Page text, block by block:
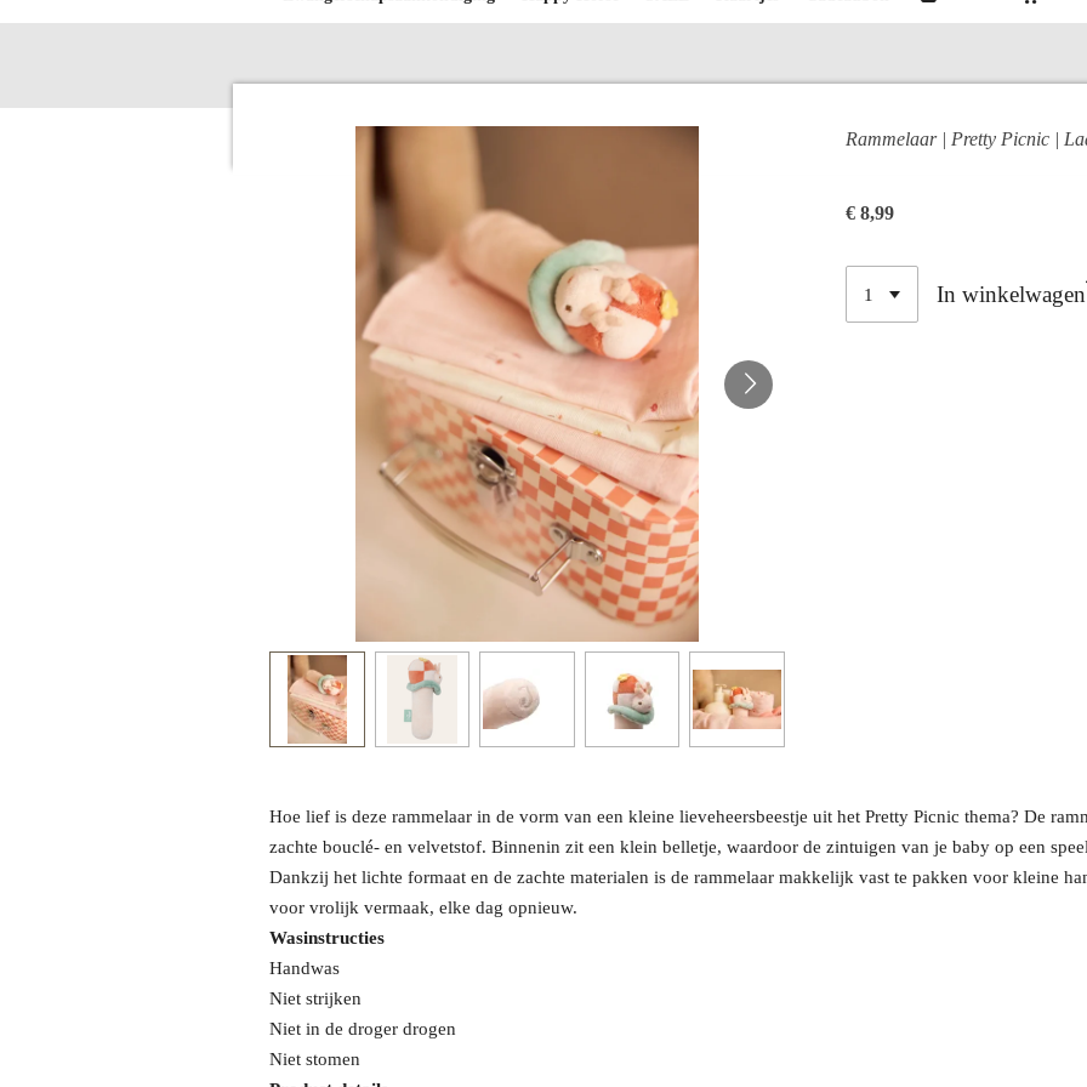
Rammelaar | Pretty Picnic |
€ 8,99
In winkelwagen
Hoe lief is deze rammelaar in de vorm van een kleine lieveheersbeestje uit het Pretty Picnic thema? De
zachte bouclé- en velvetstof. Binnenin zit een klein belletje, waardoor de zintuigen van je baby op een
Dankzij het lichte formaat en de zachte materialen is de rammelaar makkelijk vast te pakken voor kleine
voor vrolijk vermaak, elke dag opnieuw.
Wasinstructies
Handwas
Niet strijken
Niet in de droger drogen
Niet stomen